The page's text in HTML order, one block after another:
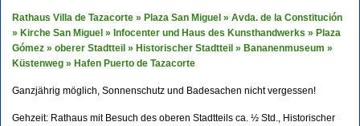
Rathaus Villa de Tazacorte » Plaza San Miguel » Avda. de la Constitución
» Kirche San Miguel » Infocenter und Haus des Kunsthandwerks » Plaza
Gómez » oberer Stadtteil » Historischer Stadtteil » Bananenmuseum »
Küstenweg » Hafen Puerto de Tazacorte
Ganzjährig möglich, Sonnenschutz und Badesachen nicht vergessen!
Gehzeit: Rathaus mit Besuch des oberen Stadtteils ca. ½ Std., Historischer